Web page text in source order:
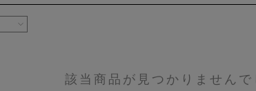
該当商品が見つかりませんで